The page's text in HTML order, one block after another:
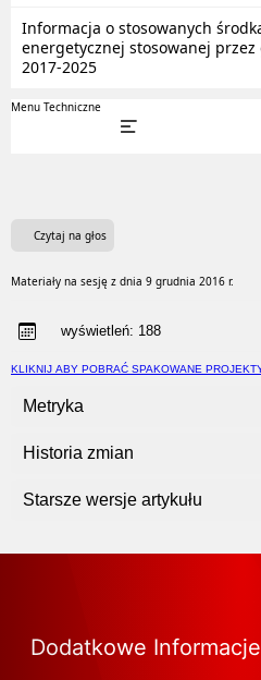
Informacja o stosowanych
energetycznej stosowanej
2017-2025
Menu Techniczne
Czytaj na głos
Materiały na sesję z dnia 9 grudnia 2016 r.
wyświetleń: 188
KLIKNIJ ABY POBRAĆ SPAKOWANE
Metryka
Historia zmian
Starsze wersje artykułu
Dodatkowe Informacje